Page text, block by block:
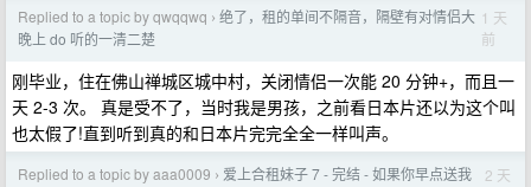
Replied to a topic by qwqqwq › 绝了，租的单间不隔音，隔壁有对情侣大
晚上 do 听的一清二楚
1 天
前
刚毕业，住在佛山禅城区城中村，关闭情侣一次能 20 分钟+，而且一
天 2-3 次。 真是受不了，当时我是男孩，之前看日本片还以为这个叫
也太假了!直到听到真的和日本片完完全全一样叫声。
Replied to a topic by aaa0009 › 爱上合租妹子 7 - 完结 - 如果你早点送我
2 天